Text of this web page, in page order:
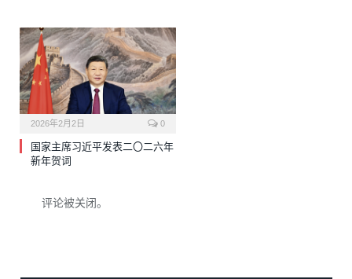
2026年2月2日 0
国家主席习近平发表二〇二六年
新年贺词
评论被关闭。